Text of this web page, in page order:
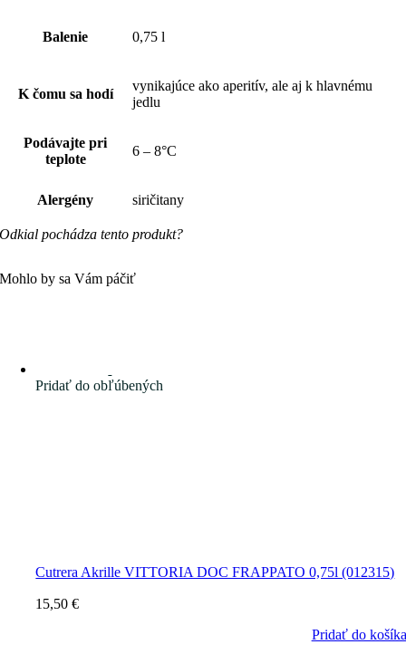
Balenie 0,75 l
K čomu sa hodí
vynikajúce ako aperitív, ale aj k hlavnému
jedlu
Podávajte pri
teplote
6 – 8°C
Alergény siričitany
Odkial pochádza tento produkt?
Mohlo by sa Vám páčiť
Pridať do obľúbených
Cutrera Akrille VITTORIA DOC FRAPPATO 0,75l (012315)
15,50€
Pridať do košíka